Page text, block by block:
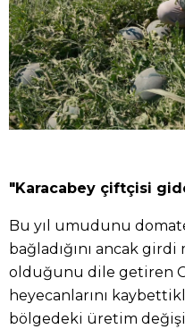
"Karacabey çiftçisi
Bu yıl umudunu
bağladığını ancak
olduğunu dile getiren
heyecanlarını
bölgedeki üretim